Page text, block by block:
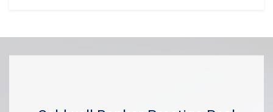
entre sus plantas. En la planta baja, encontramos un
suministros están activos, permitiendo una entrada